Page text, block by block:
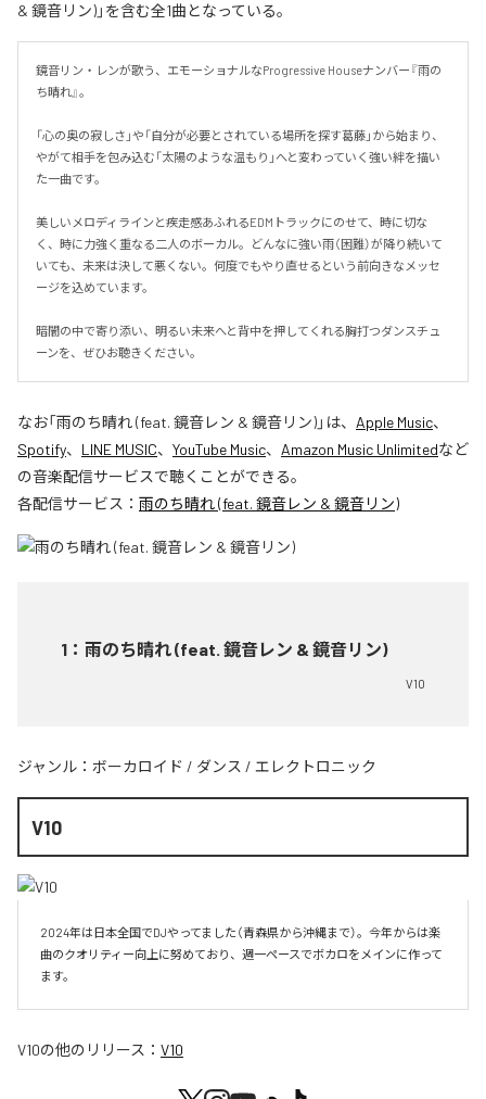
& 鏡音リン)」を含む全1曲となっている。
鏡音リン・レンが歌う、エモーショナルなProgressive Houseナンバー『雨の
ち晴れ』。
「心の奥の寂しさ」や「自分が必要とされている場所を探す葛藤」から始まり、
やがて相手を包み込む「太陽のような温もり」へと変わっていく強い絆を描い
た一曲です。
美しいメロディラインと疾走感あふれるEDMトラックにのせて、時に切な
く、時に力強く重なる二人のボーカル。どんなに強い雨（困難）が降り続いて
いても、未来は決して悪くない。何度でもやり直せるという前向きなメッセ
ージを込めています。
暗闇の中で寄り添い、明るい未来へと背中を押してくれる胸打つダンスチュ
ーンを、ぜひお聴きください。
なお「雨のち晴れ (feat. 鏡音レン & 鏡音リン)」は、 Apple Music、
Spotify、 LINE MUSIC、 YouTube Music、 Amazon Music Unlimitedなど
の音楽配信サービスで聴くことができる。
各配信サービス： 雨のち晴れ (feat. 鏡音レン & 鏡音リン)
1 ： 雨のち晴れ (feat. 鏡音レン & 鏡音リン)
V10
ジャンル： ボーカロイド / ダンス / エレクトロニック
V10
2024年は日本全国でDJやってました（青森県から沖縄まで）。今年からは楽
曲のクオリティー向上に努めており、週一ペースでボカロをメインに作って
V10の他のリリース： V10